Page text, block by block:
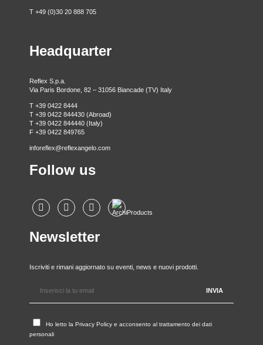
T +49 (0)30 20 888 705
Headquarter
Reflex S.p.a.
Via Paris Bordone, 82 – 31056 Biancade (TV) Italy
T +39 0422 8444
T +39 0422 844430 (Abroad)
T +39 0422 844440 (Italy)
F +39 0422 849765
inforeflex@reflexangelo.com
Follow us
Newsletter
Iscriviti e rimani aggiornato su eventi, news e nuovi prodotti.
Ho letto la Privacy Policy e acconsento al trattamento dei dati
personali